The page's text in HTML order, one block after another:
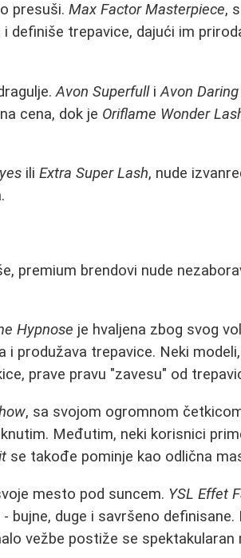
presuši.Max Factor Masterpiece,
definiše trepavice, dajući im
Avon SuperfulliAvon
cena, dok je Oriflame Wonder
iliExtra Super Lash, nude
premium brendovi nude
Hypnose je hvaljena zbog svog
i produžava trepavice. Neki
prave pravu "zavesu" od
, sa svojom ogromnom
Međutim, neki korisnici
se takođe pominje kao odlična
mesto pod suncem. YSL Effet
bujne, duge i savršeno definisane.
vežbe postiže se spektakularan